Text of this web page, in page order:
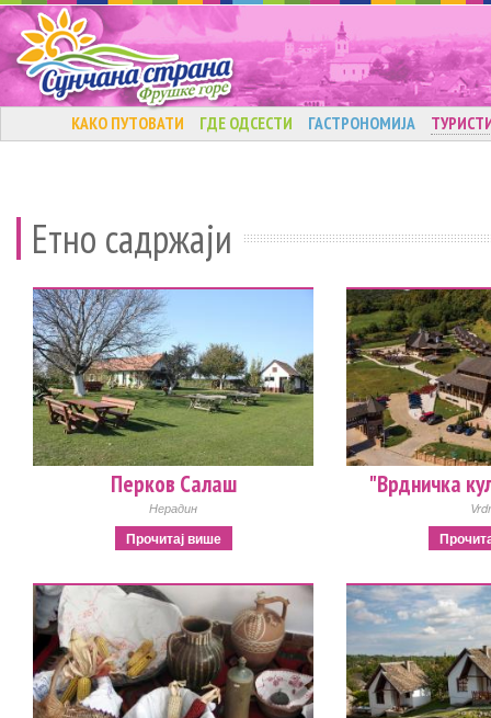
КАКО ПУТОВАТИ ГДЕ ОДСЕСТИ ГАСТРОНОМИЈА
Етно садржаји
Перков Салаш
Нерадин
Прочитај више
"Врдничка